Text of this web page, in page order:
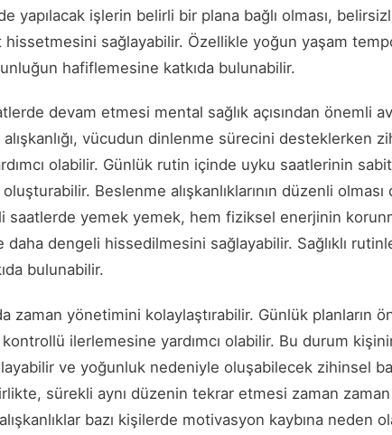
yapılacak işlerin belirli bir plana bağlı olması,
hissetmesini sağlayabilir. Özellikle yoğun yaşam
hafiflemesine katkıda bulunabilir.
devam etmesi mental sağlık açısından önemli
vücudun dinlenme sürecini desteklerken
olabilir. Günlük rutin içinde uyku saatlerinin
Beslenme alışkanlıklarının düzenli
saatlerde yemek yemek, hem fiziksel enerjinin
dengeli hissedilmesini sağlayabilir. Sağlıklı
bulunabilir.
zaman yönetimini kolaylaştırabilir. Günlük planların
ilerlemesine yardımcı olabilir. Bu durum
ve yoğunluk nedeniyle oluşabilecek zihinsel
sürekli aynı düzenin tekrar etmesi zaman
bazı kişilerde motivasyon kaybına neden